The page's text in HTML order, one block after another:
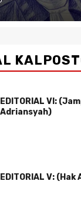
EDITORIAL VI:
Adriansyah)
EDITORIAL V: